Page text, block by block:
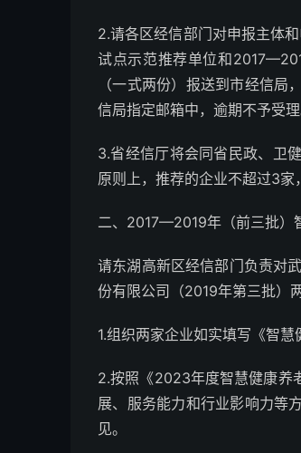
2.请各区经信部门对申报主体
试点示范推荐单位和
（一式两份）报送到市经信
信局指定邮箱中，逾期不予受理
3.省经信厅将会同省民政、卫
原则上，推荐的企业不超过3家
二、2017—2019年（前三批）
请东湖高新区经信部门负责对
份有限公司（2019年第三批）
1.组织两家企业如实填写《智
2.按照《2023年度智慧健康养
展、服务能力和行业影响力等
见。